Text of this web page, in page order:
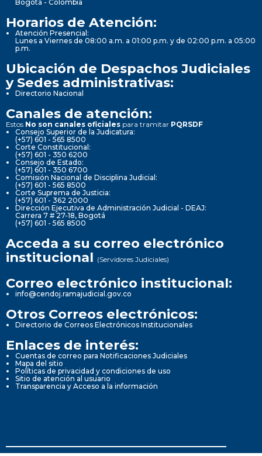
Bogotá - Colombia
Horarios de Atención:
Atención Presencial:
Lunes a Viernes de 08:00 a.m. a 01:00 p.m. y de 02:00 p.m. a 05:00
p.m.
Ubicación de Despachos Judiciales
y Sedes administrativas:
Directorio Nacional
Canales de atención:
Estos No son canales oficiales para tramitar PQRSDF
Consejo Superior de la Judicatura:
(+57) 601 - 565 8500
Corte Constitucional:
(+57) 601 - 350 6200
Consejo de Estado:
(+57) 601 - 350 6700
Comisión Nacional de Disciplina Judicial:
(+57) 601 - 565 8500
Corte Suprema de Justicia:
(+57) 601 - 362 2000
Dirección Ejecutiva de Administración Judicial - DEAJ:
Carrera 7 # 27-18, Bogotá
(+57) 601 - 565 8500
Acceda a su correo electrónico
institucional (Servidores Judiciales)
Correo electrónico institucional:
info@cendoj.ramajudicial.gov.co
Otros Correos electrónicos:
Directorio de Correos Electrónicos Institucionales
Enlaces de interés:
Cuentas de correo para Notificaciones Judiciales
Mapa del sitio
Políticas de privacidad y condiciones de uso
Sitio de atención al usuario
Transparencia y Acceso a la información